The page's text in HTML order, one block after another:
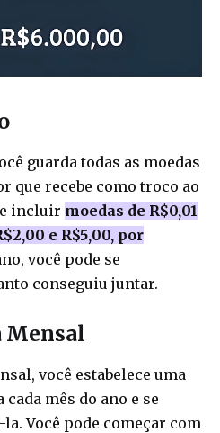
guarda todas as moedas
que recebe como troco ao
incluir moedas de R$0,01
e R$5,00, por
você pode se
conseguiu juntar.
Mensal
você estabelece uma
mês do ano e se
Você pode começar com